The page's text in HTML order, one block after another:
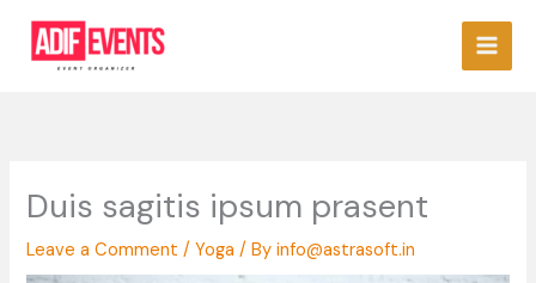
content
Duis sagitis ipsum prasent
Leave a Comment /Yoga / Byinfo@astrasoft.in